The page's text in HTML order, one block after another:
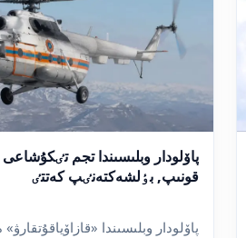
پاۆلودار وبلىسىندا تجم تٸكۇشاعى
قونىپ, بٶلشەكتەنٸپ كەتتٸ
پاۆلودار وبلىسىندا